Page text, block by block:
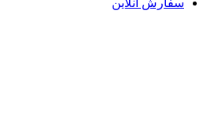
سفارش آنلاین